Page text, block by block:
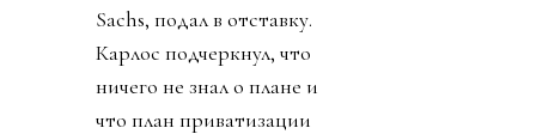
Sachs, подал в отставку.
Карлос подчеркнул, что
ничего не знал о плане и
что план приватизации